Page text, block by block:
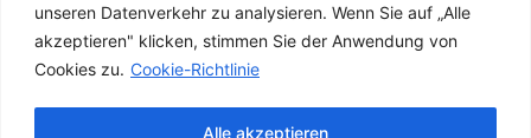
unseren Datenverkehr zu analysieren. Wenn Sie auf „Alle
akzeptieren" klicken, stimmen Sie der Anwendung von
Cookies zu. Cookie-Richtlinie
Alle akzeptieren